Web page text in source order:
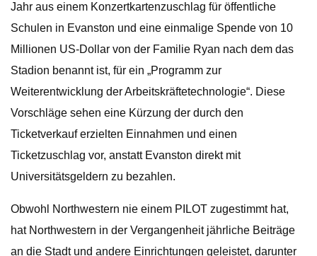
Jahr aus einem Konzertkartenzuschlag für öffentliche
Schulen in Evanston und eine einmalige Spende von 10
Millionen US-Dollar von der Familie Ryan nach dem das
Stadion benannt ist, für ein „Programm zur
Weiterentwicklung der Arbeitskräftetechnologie“. Diese
Vorschläge sehen eine Kürzung der durch den
Ticketverkauf erzielten Einnahmen und einen
Ticketzuschlag vor, anstatt Evanston direkt mit
Universitätsgeldern zu bezahlen.
Obwohl Northwestern nie einem PILOT zugestimmt hat,
hat Northwestern in der Vergangenheit jährliche Beiträge
an die Stadt und andere Einrichtungen geleistet, darunter